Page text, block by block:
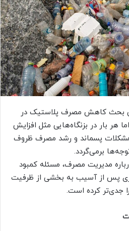
بحث کاهش مصرف پلاستیک در
هر بار در بزنگاه‌هایی مثل افزایش
مشکلات پسماند و رشد مصرف ظروف
برمی‌گردد.
مدیریت مصرف، مسئله کمبود
پس از آسیب به بخشی از ظرفیت
جدی‌تر کرده است.